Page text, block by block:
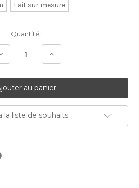
Fait sur mesure
Quantité:
Augmenter
la liste de souhaits